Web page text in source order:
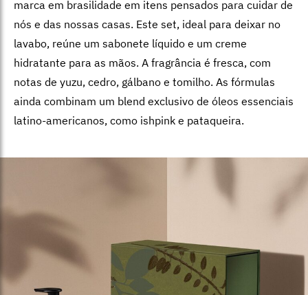
marca em brasilidade em itens pensados para cuidar de
nós e das nossas casas. Este set, ideal para deixar no
lavabo, reúne um sabonete líquido e um creme
hidratante para as mãos. A fragrância é fresca, com
notas de yuzu, cedro, gálbano e tomilho. As fórmulas
ainda combinam um blend exclusivo de óleos essenciais
latino-americanos, como ishpink e pataqueira.